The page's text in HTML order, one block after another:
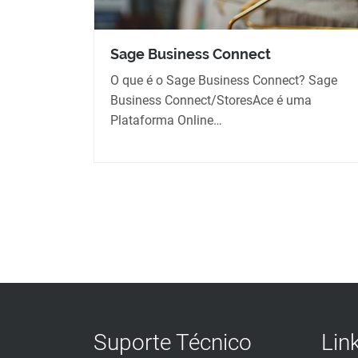
Sage Business Connect
O que é o Sage Business Connect? Sage
Business Connect/StoresAce é uma
Plataforma Online…
Suporte Técnico